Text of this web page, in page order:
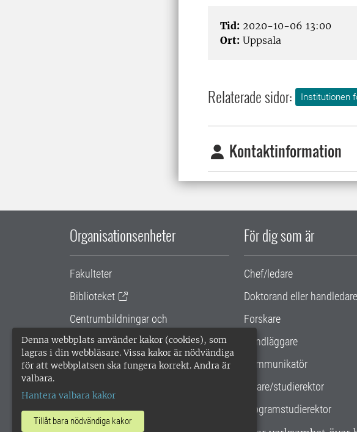
Denna webbplats använder kakor (cookies), som
lagras i din webbläsare. Vissa kakor är nödvändiga
för att webbplatsen ska fungera korrekt. Andra är
valbara.
Hantera valbara kakor
Tillåt bara nödvändiga kakor
Tid: 2020-10-06 13:00
Ort: Uppsala
Relaterade sidor: Institutionen
Kontaktinformation
Organisationsenheter
Fakulteter
Biblioteket
Centrumbildningar och
samarbetsprojekt
Gemensamma verksamhetsstödet
För dig som är
Chef/ledare
Doktorand eller handledare
Forskare
Handläggare
Kommunikatör
Lärare/studierektor
Programstudierektor